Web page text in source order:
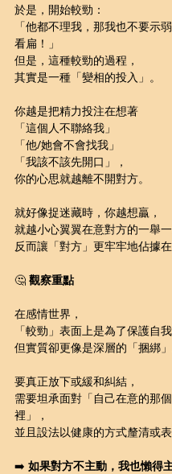
於是，開始較勁：
「他都不理我，那我也不要示
看扁！」
但是，這種較勁的過程，
其實是一種「變相的投入」。
你越是把精力投注在想著
「這個人不聯絡我」
「他/她會不會找我」
「我該不該先開口」，
你的心思就越離不開對方。
就好像捉迷藏時，你越想贏，
就越小心翼翼在意對方的一舉一
反而讓「對方」更牢牢地佔據在
🤔 觀察重點
在感情世界，
「較勁」表面上是為了保護自
但實質卻更像是深層的「捆綁」
要真正放下或緩和糾結，
需要坦承面對「自己在意的那
裡」，
並且設法以健康的方式釐清或表
➡️ 如果對方不主動，我也懶得